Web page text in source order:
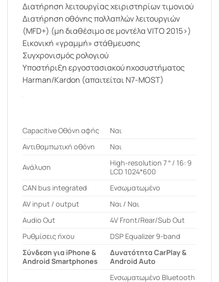
Διατήρηση λειτουργίας χειριστηρίων τιμονιού
Διατήρηση οθόνης πολλαπλών λειτουργιών
(MFD+) (μη διαθέσιμο σε μοντέλα VITO 2015>)
Εικονική «γραμμή» στάθμευσης
Συγχρονισμός ρολογιού
Υποστήριξη εργοστασιακού ηχοσυστήματος
Harman/Kardon (απαιτείται N7-MOST)
Capacitive Οθόνη αφής
Ναι
Αντιθαμπωτική οθόνη
Ναι
Ανάλυση
High-resolution 7 ″ / 16: 9
LCD 1024*600
CAN bus integrated
Ενσωματωμένο
AV input / output
Ναι / Ναι
Audio Out
4V Front/Rear/Sub Out
Ρυθμίσεις ήχου
DSP Equalizer 9-band
Σύνδεση για iPhone &
Android Smartphones
Δυνατότητα CarPlay &
Android Auto
Ενσωματωμένο Bluetooth